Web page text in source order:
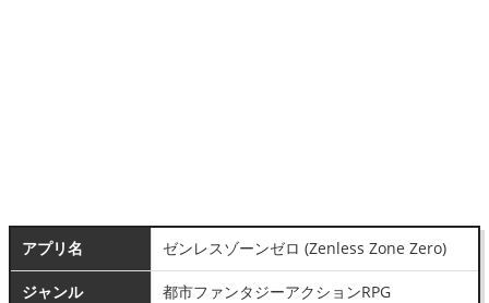
アプリ名 ゼンレスゾーンゼロ (Zenless Zone Zero)
ジャンル 都市ファンタジーアクションRPG